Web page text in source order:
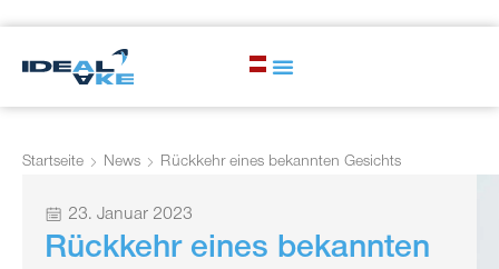
Startseite News Rückkehr eines bekannten Gesichts
23. Januar 2023
Rückkehr eines bekannten